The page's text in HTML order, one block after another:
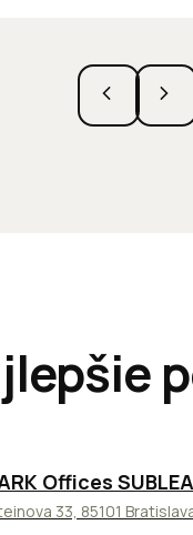
ODPORÚČAME
Offices
33, 85101